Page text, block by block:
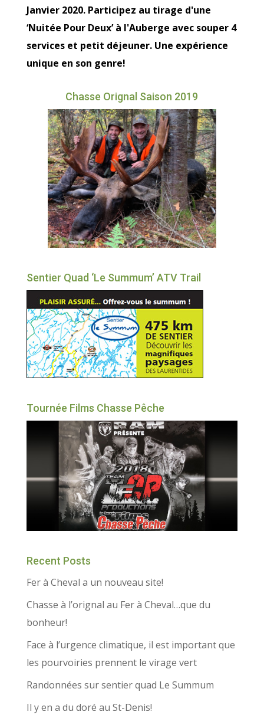
Janvier 2020. Participez au tirage d'une
‘Nuitée Pour Deux’ à l'Auberge avec souper 4
services et petit déjeuner. Une expérience
unique en son genre!
Chasse Orignal Saison 2019
Sentier Quad ‘Le Summum’ ATV Trail
Tournée Films Chasse Pêche
Recent Posts
Fer à Cheval a un nouveau site!
Chasse à l’orignal au Fer à Cheval…que du
bonheur!
Face à l’urgence climatique, il est important que
les pourvoiries prennent le virage vert
Randonnées sur sentier quad Le Summum
Il y en a du doré au St-Denis!